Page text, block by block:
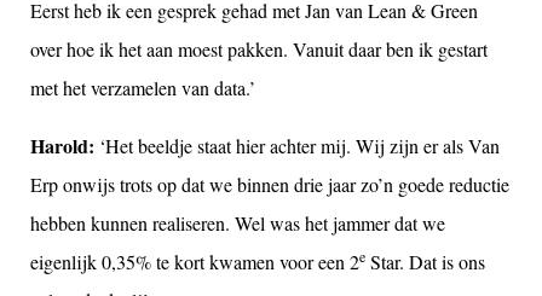
Eerst heb ik een gesprek gehad met Jan van Lean & Green
over hoe ik het aan moest pakken. Vanuit daar ben ik gestart
met het verzamelen van data.’
Harold: ‘Het beeldje staat hier achter mij. Wij zijn er als Van
Erp onwijs trots op dat we binnen drie jaar zo’n goede reductie
hebben kunnen realiseren. Wel was het jammer dat we
eigenlijk 0,35% te kort kwamen voor een 2e Star. Dat is ons